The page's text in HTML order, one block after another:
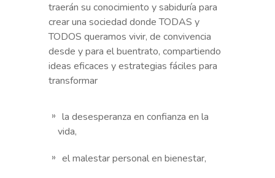
traerán su conocimiento y sabiduría para
crear una sociedad donde TODAS y
TODOS queramos vivir, de convivencia
desde y para el buentrato, compartiendo
ideas eficaces y estrategias fáciles para
transformar
la desesperanza en confianza en la
vida,
el malestar personal en bienestar,